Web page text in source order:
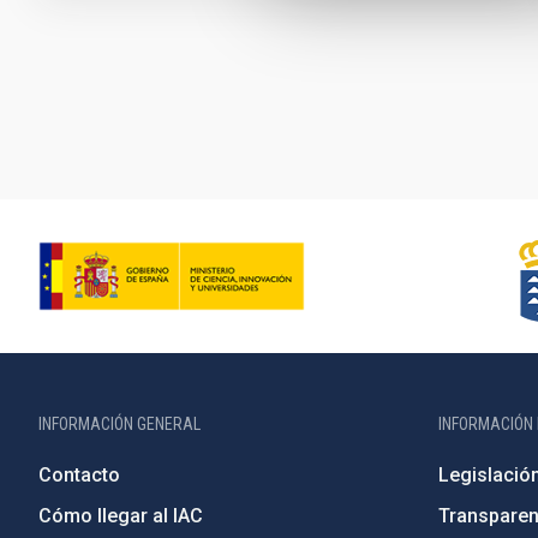
INFORMACIÓN GENERAL
Contacto
Cómo llegar al IAC
INFORMACIÓN